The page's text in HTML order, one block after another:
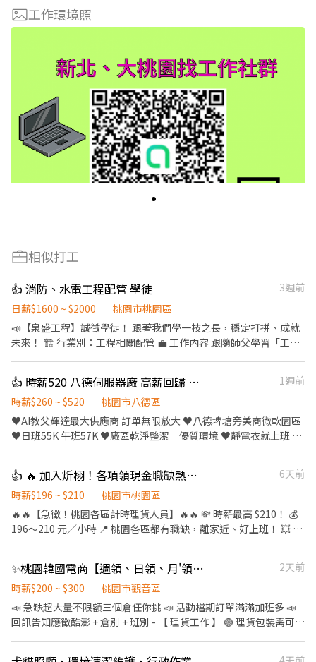
工作環境照
相似打工
👍 消防、水電工程配管 學徒
3週前
日薪$1600 ~ $2000
桃園市桃園區
📣【泉盛工程】誠徵學徒！ 跟著我們學一技之長，穩定打拼、成就
未來！ 🏗️ 行業別：工程相關配管 💼 工作內容 跟隨師父學習「工程
餐與涼水 • 不定期舉辦員工聚餐 • 補助工會勞健保 🌟 我們重視的
是「一起成長」 我們希望加入的夥伴是： ✔ 想賺錢，願意踏實努力
的人 ✔ 想成就自我，不甘平庸的人 ✔ 想在社會立足，追求穩定與未
來的人 💰 薪資與升遷制度 • 學徒期間薪資 $1600／日 • 工作滿一
管理者後，參與分紅制度，共享成果！ 🔍 我們在找這樣的你 我們希
望培養的，是對工作有責任感、有企圖心、肯學肯做的人才。如果
你認為你是這樣的夥伴，想與我們一起成長—— 📞 歡迎直接來電！
李老闆：0930-789-557 （來電請告知是看到徵才訊息）
👍 時薪520 八德伺服器廠 高薪回歸 🦋周休 福利好 馬上上班 🦋WS
1週前
時薪$260 ~ $520
桃園市八德區
♥️AI教父輝達最大供應商 訂單無限放大 ♥️八德埤塘旁美商微軟園區
♥️日班55K 午班57K ♥️廠區乾淨整潔 優質環境 ♥️靜電衣就上班 ♥️
衣 #免二面 #高錄取 #好工作親朋好友一起來 ➠快速報名
+Lin【@661pongj】截圖詢問(@要打) ▬▬▬▬▬▬▬▎工作介紹
▎▬▬▬▬▬▬ ▶️工作地點：桃園市八德區興豐路(國防大學旁) ▶️
公司產品: 電腦主機伺服器 ▶️工作內容 :品檢 包裝 測試 須配合搬重約
44000~55000 中班:14:30~23:20 時薪260 收入45760~57000 為提
升穩定度與吸引力 日班： 230 + 20 激勵獎金／時 中班： 240 + 20
激勵獎金／時 激勵條件： 足月人員每月最多出勤異常僅能1 次 不足
月人員當月不得出勤異常 加班費： • 以日班 230、中班 240 為基準
計算 • 激勵獎金不納入加班費 ════════福利報報
══════════ ⭐工作簡單上手 ⭐享勞保健保、勞退6% ⭐可
日領 可周領 ❣️【快速預約✚找康彼斯柔伊】❣️ ☑️【線上投遞履歷，
👍 🔥 加入炘栩！各項領現金職缺熱烈招募中！🔥
6天前
時薪$196 ~ $210
桃園市桃園區
🔥🔥【急徵！桃園各區計時理貨人員】🔥🔥 💸 時薪最高 $210！ 💰
196～210 元／小時 📍 桃園各區都有職缺，離家近、好上班！ 💥 想
【工作內容】 ✅ 理貨 ✅ 貨物分類 ✅ 商品整理 ✅ 出貨作業 🕒【上班
時間】 🌆 中班｜16:00 ～ 貨量結束 🌙 夜班｜00:30 ～ 貨量結束 💯
想找一份穩定又好賺的工作嗎？ 💯 不用經驗，只要肯做，就有機會
穩定安排班別！ 📲 立即加入官方賴：@XINXU 📩 私訊留下： ✔ 姓
✨桃園韓國電商【週領、日領、月'領、現金、匯款】【假日班皆有】交通車🩷
2天前
時薪$200 ~ $300
桃園市觀音區
📣 急缺超大量不限額三個倉任你挑 📣 活動檔期訂單滿滿加班多 📣
回訊告知應徵酷澎 + 倉別 + 班別 - 【 理貨工作 】 🟢 理貨包裝需可接